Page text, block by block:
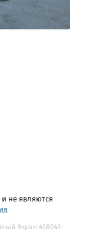
не являются
Экран 438041-